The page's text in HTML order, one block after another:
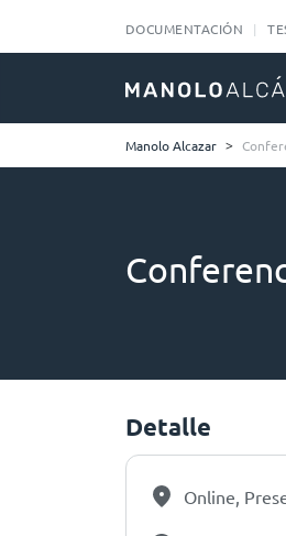
DOCUMENTACIÓN
Manolo Alcazar >
Detalle
Online,